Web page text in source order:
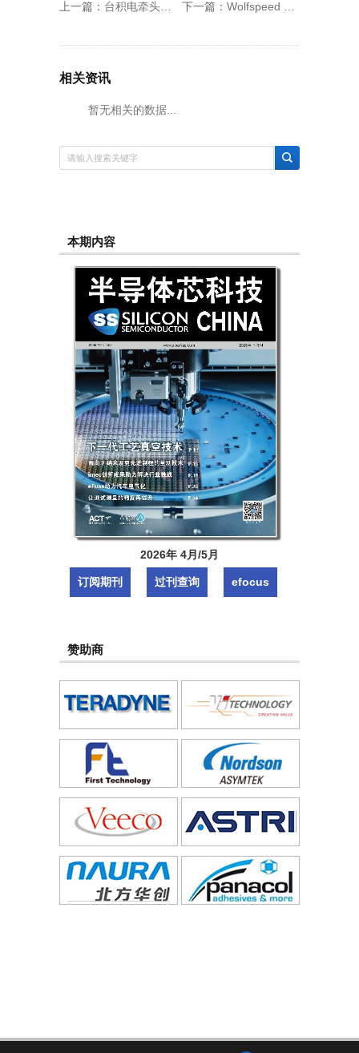
上一篇： 台积电牵头进行整合半导体上下游串联成立硅光子产业联盟 下一篇： Wolfspeed 推出 2300 V 碳化硅功率模块，助力清洁能源产业提升
相关资讯
暂无相关的数据...
本期内容
2026年 4月/5月
订阅期刊 过刊查询 efocus
赞助商